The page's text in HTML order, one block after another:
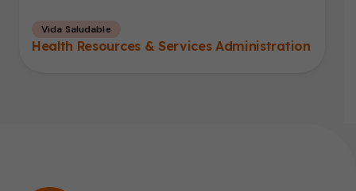
Vida Saludable
Health Resources & Services Administration